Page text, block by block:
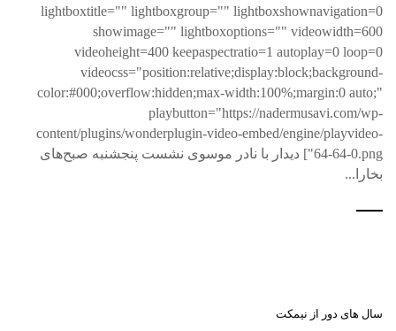
lightboxtitle="" lightboxgroup="" lightboxshownavigation=0
showimage="" lightboxoptions="" videowidth=600
videoheight=400 keepaspectratio=1 autoplay=0 loop=0
videocss="position:relative;display:block;background-
color:#000;overflow:hidden;max-width:100%;margin:0 auto;"
playbutton="https://nadermusavi.com/wp-
content/plugins/wonderplugin-video-embed/engine/playvideo-
64-64-0.png"] دیدار با نادر موسوی نشست پنجشنبه صبح‌های
بخارا...
سال های دور از نیمکت